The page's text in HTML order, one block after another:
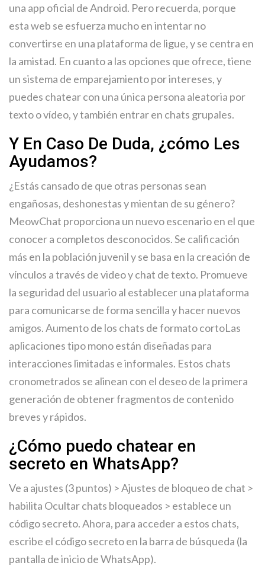
una app oficial de Android. Pero recuerda, porque
esta web se esfuerza mucho en intentar no
convertirse en una plataforma de ligue, y se centra en
la amistad. En cuanto a las opciones que ofrece, tiene
un sistema de emparejamiento por intereses, y
puedes chatear con una única persona aleatoria por
texto o vídeo, y también entrar en chats grupales.
Y En Caso De Duda, ¿cómo Les
Ayudamos?
¿Estás cansado de que otras personas sean
engañosas, deshonestas y mientan de su género?
MeowChat proporciona un nuevo escenario en el que
conocer a completos desconocidos. Se calificación
más en la población juvenil y se basa en la creación de
vínculos a través de video y chat de texto. Promueve
la seguridad del usuario al establecer una plataforma
para comunicarse de forma sencilla y hacer nuevos
amigos. Aumento de los chats de formato cortoLas
aplicaciones tipo mono están diseñadas para
interacciones limitadas e informales. Estos chats
cronometrados se alinean con el deseo de la primera
generación de obtener fragmentos de contenido
breves y rápidos.
¿Cómo puedo chatear en
secreto en WhatsApp?
Ve a ajustes (3 puntos) > Ajustes de bloqueo de chat > ​​
habilita Ocultar chats bloqueados > establece un
código secreto. Ahora, para acceder a estos chats,
escribe el código secreto en la barra de búsqueda (la
pantalla de inicio de WhatsApp).